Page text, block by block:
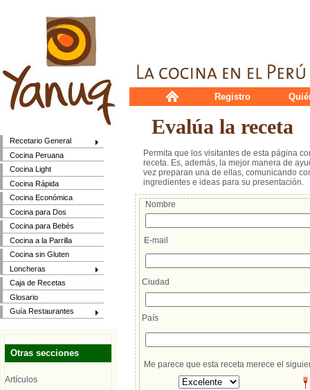
Recetario General
Cocina Peruana
Cocina Light
Cocina Rápida
Cocina Económica
Cocina para Dos
Cocina para Bebés
Cocina a la Parrilla
Cocina sin Gluten
Loncheras
Caja de Recetas
Glosario
Guía Restaurantes
Otras secciones
Artículos
Registro
Evalúa la receta
Permita que los visitantes de esta página
receta. Es, además, la mejor manera de
vez preparan una de ellas, comunicando
ingredientes e ideas para su presentación.
Nombre
E-mail
Ciudad
País
Me parece que esta receta merece el